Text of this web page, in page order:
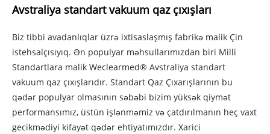
Avstraliya standart vakuum qaz çıxışları
Biz tibbi avadanlıqlar üzrə ixtisaslaşmış fabrikə malik Çin
istehsalçısıyıq. Ən populyar məhsullarımızdan biri Milli
Standartlara malik Weclearmed® Avstraliya standart
vakuum qaz çıxışlarıdır. Standart Qaz Çıxarışlarının bu
qədər populyar olmasının səbəbi bizim yüksək qiymət
performansımız, üstün işlənməmiz və çatdırılmanın heç vaxt
gecikmədiyi kifayət qədər ehtiyatımızdır. Xarici